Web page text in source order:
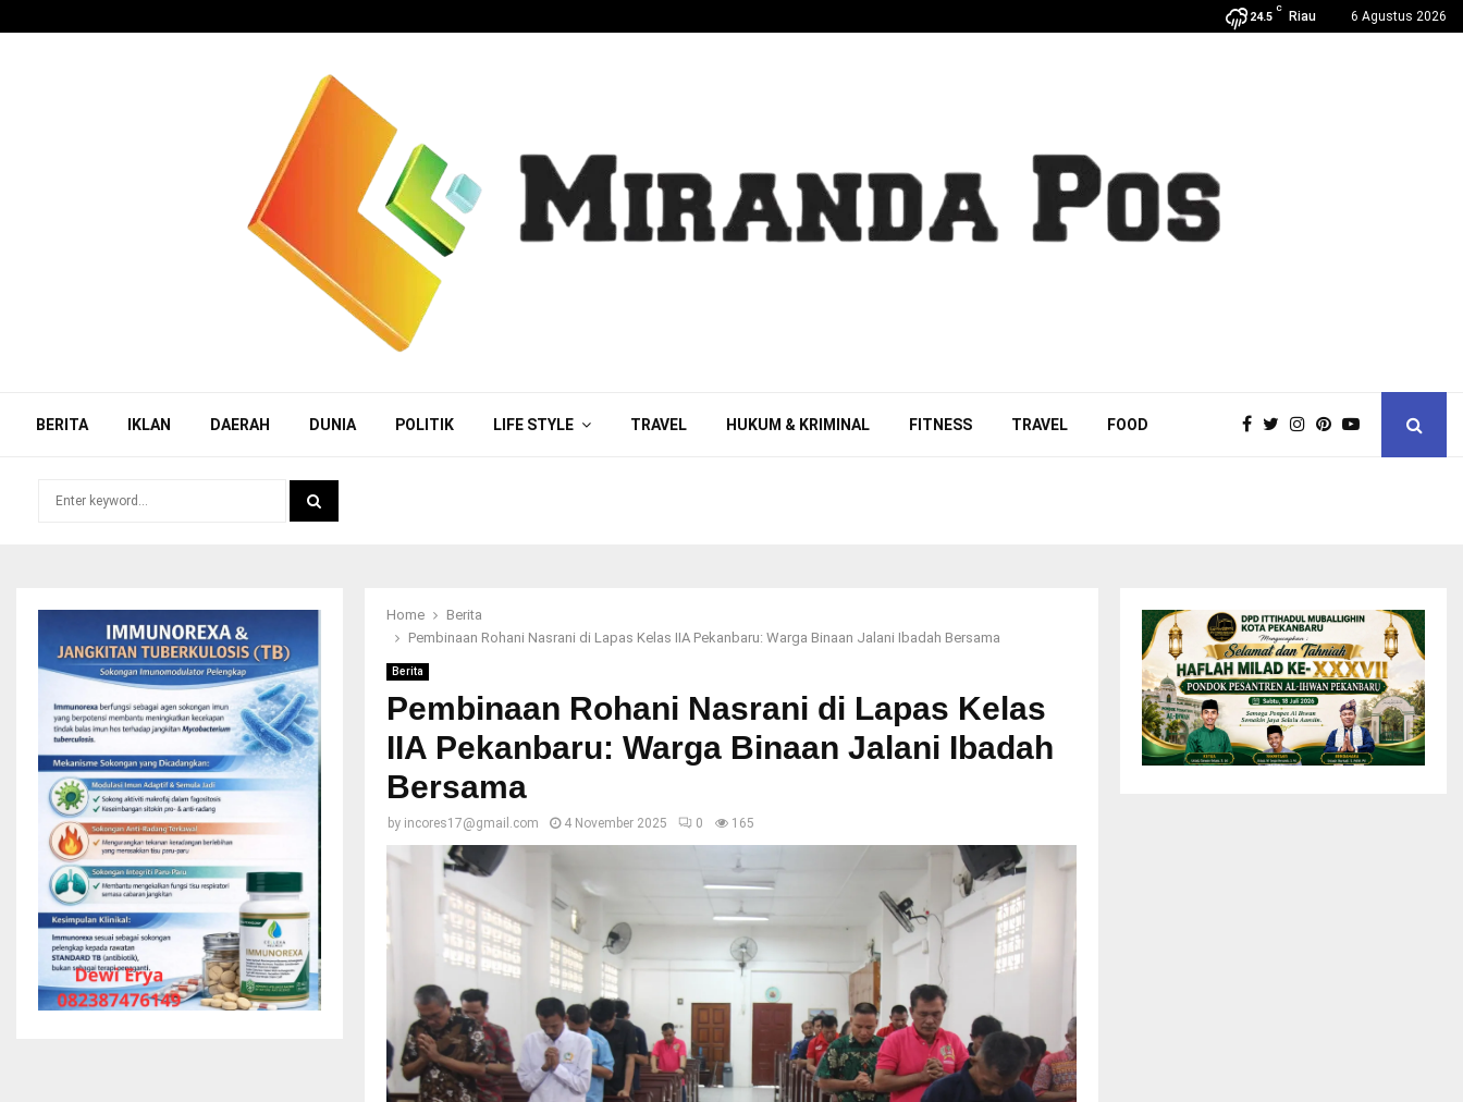
24.5
C
Riau 6 Agustus 2026
BERITA IKLAN DAERAH DUNIA POLITIK LIFE STYLE TRAVEL HUKUM & KRIMINAL FITNESS TRAVEL FOOD
Home
Berita
Pembinaan Rohani Nasrani di Lapas Kelas IIA Pekanbaru: Warga Binaan Jalani Ibadah Bersama
Berita
Pembinaan Rohani Nasrani di Lapas Kelas
IIA Pekanbaru: Warga Binaan Jalani Ibadah
Bersama
by incores17@gmail.com 4 November 2025 0 165